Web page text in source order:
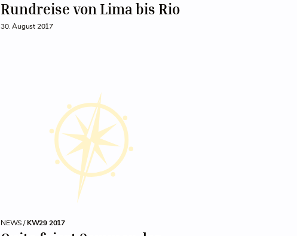
Rundreise von Lima bis Rio
30. August 2017
NEWS /KW29 2017